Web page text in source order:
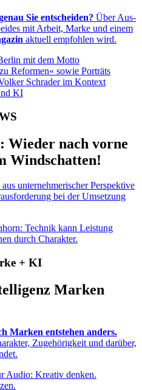
Sie entscheiden? Über Aus­
mit Arbeit, Marke und einem
ak­tuell em­pfohlen wird.
Wieder nach vorne
Wind­schatten!
unter­neh­me­rischer Pers­pektive
bei der Um­set­zung
+ KI
Marken
Marken entstehen anders.
Zu­ge­hörig­keit und darüber,